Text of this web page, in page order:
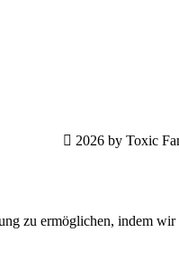
2026 by Toxic
zu ermöglichen, indem